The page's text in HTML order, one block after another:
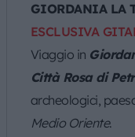
GIORDANIA LA
ESCLUSIVA
Viaggio in
Città Rosa di
archeologici,
Medio Oriente.